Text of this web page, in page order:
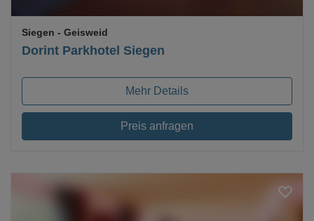
Dorint Parkhotel Siegen
Siegen - Geisweid
Mehr Details
Preis anfragen